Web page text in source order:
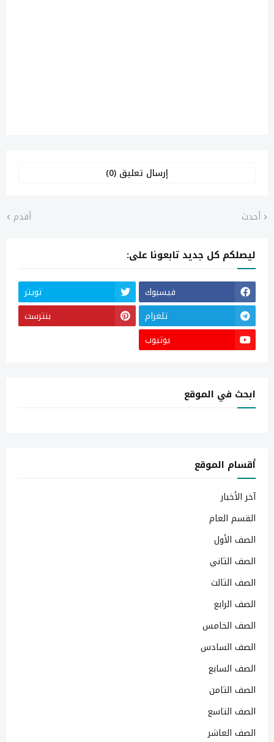
إرسال تعليق (0)
أحدث أقدم
ليصلكم كل جديد تابعونا على:
فيسبوك
تويتر
تلغرام
بنترست
يوتيوب
ابحث في الموقع
أقسام الموقع
آخر الأخبار
القسم العام
الصف الأول
الصف الثاني
الصف الثالث
الصف الرابع
الصف الخامس
الصف السادس
الصف السابع
الصف الثامن
الصف التاسع
الصف العاشر